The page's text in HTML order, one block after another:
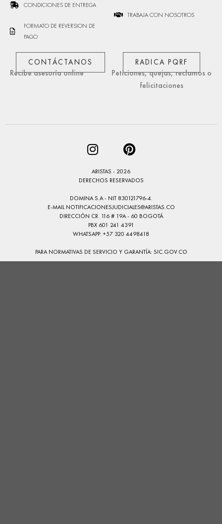
CONDICIONES DE ENTREGA
FORMATO DE REVERSION DE
PAGO
TRABAJA CON NOSOTROS
CONTÁCTANOS
Recibe asesoría online
RADICA PQRF
Peticiones, quejas, reclamos o
felicitaciones
ARISTAS - 2026
DERECHOS RESERVADOS
DOMINA S.A - NIT 830121796-4.
E-MAILNOTIFICACIONESJUDICIALES@ARISTAS.CO
DIRECCIÓN CR. 116 # 19A - 60 BOGOTÁ
PBX 601 241 4391
WHATSAPP: +57 320 4498418
PARA NORMATIVAS DE SERVICIO Y GARANTÍA: SIC.GOV.CO